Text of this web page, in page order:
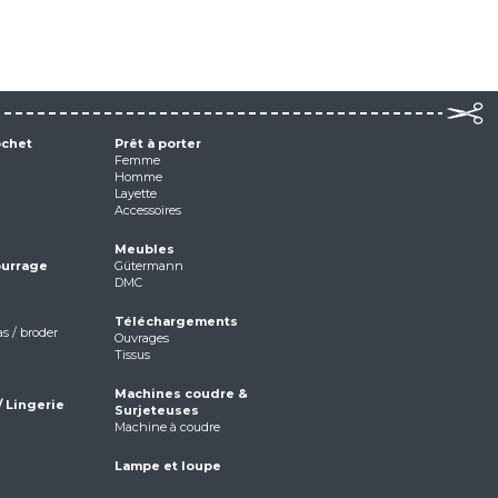
/ broder
Lingerie
Prêt à porter
Femme
Homme
Layette
Accessoires
Meubles
Gütermann
DMC
Téléchargements
Ouvrages
Tissus
Machines coudre &
Surjeteuses
Machine à coudre
Lampe et loupe